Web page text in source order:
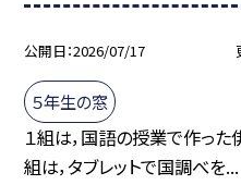
公開日 2026/07/17
５年生の窓
１組は，国語の授業で作った
組は，タブレットで国調べを...